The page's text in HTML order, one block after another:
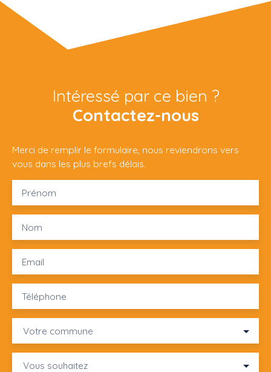
Intéressé par ce bien ?
Contactez-nous
Merci de remplir le formulaire, nous reviendrons vers
vous dans les plus brefs délais.
Prénom
Nom
Email
Téléphone
Votre commune
Vous souhaitez